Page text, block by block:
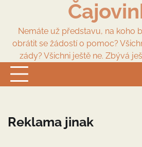
contentNemáte už představu, na koho
obrátit se žádostí o pomoc?
zády? Všichni ještě ne. Zbývá
Reklama jinak